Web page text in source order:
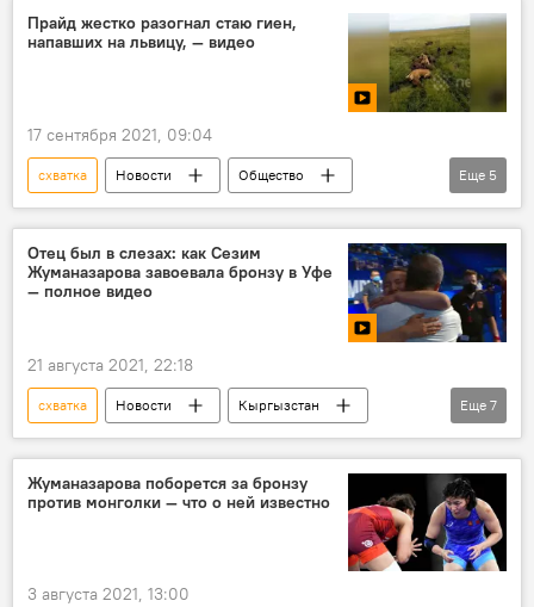
Мультимедиа
борьба
бронза
Чемпионат мира по спортивной борьбе в Норвегии
Прайд жестко разогнал стаю гиен,
напавших на львицу, — видео
17 сентября 2021, 09:04
схватка Новости
Общество
В мире
лев гиена
видео
Мультимедиа
Еще 5
Отец был в слезах: как Сезим
Жуманазарова завоевала бронзу в Уфе
— полное видео
21 августа 2021, 22:18
схватка Новости
Кыргызстан
видео
Мультимедиа
спорт
бронза
отец
эмоции
слезы
Еще 7
Жуманазарова поборется за бронзу
против монголки — что о ней известно
3 августа 2021, 13:00